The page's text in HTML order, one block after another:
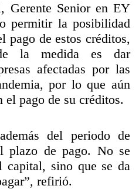
Gerente Senior en EY
permitir la posibilidad
pago de estos créditos,
la medida es dar
afectadas por las
por lo que aún
pago de su créditos.
del periodo de
plazo de pago. No se
capital, sino que se da
refirió.